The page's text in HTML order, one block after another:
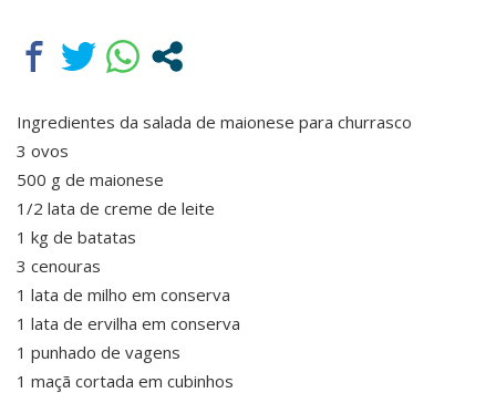
Ingredientes da salada de maionese para churrasco
3 ovos
500 g de maionese
1/2 lata de creme de leite
1 kg de batatas
3 cenouras
1 lata de milho em conserva
1 lata de ervilha em conserva
1 punhado de vagens
1 maçã cortada em cubinhos